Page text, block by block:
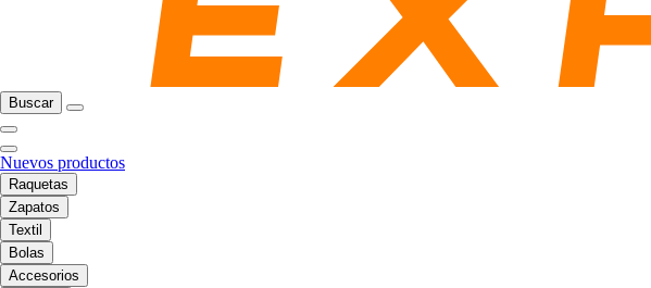
Buscar
Nuevos productos
Raquetas
Zapatos
Textil
Bolas
Accesorios